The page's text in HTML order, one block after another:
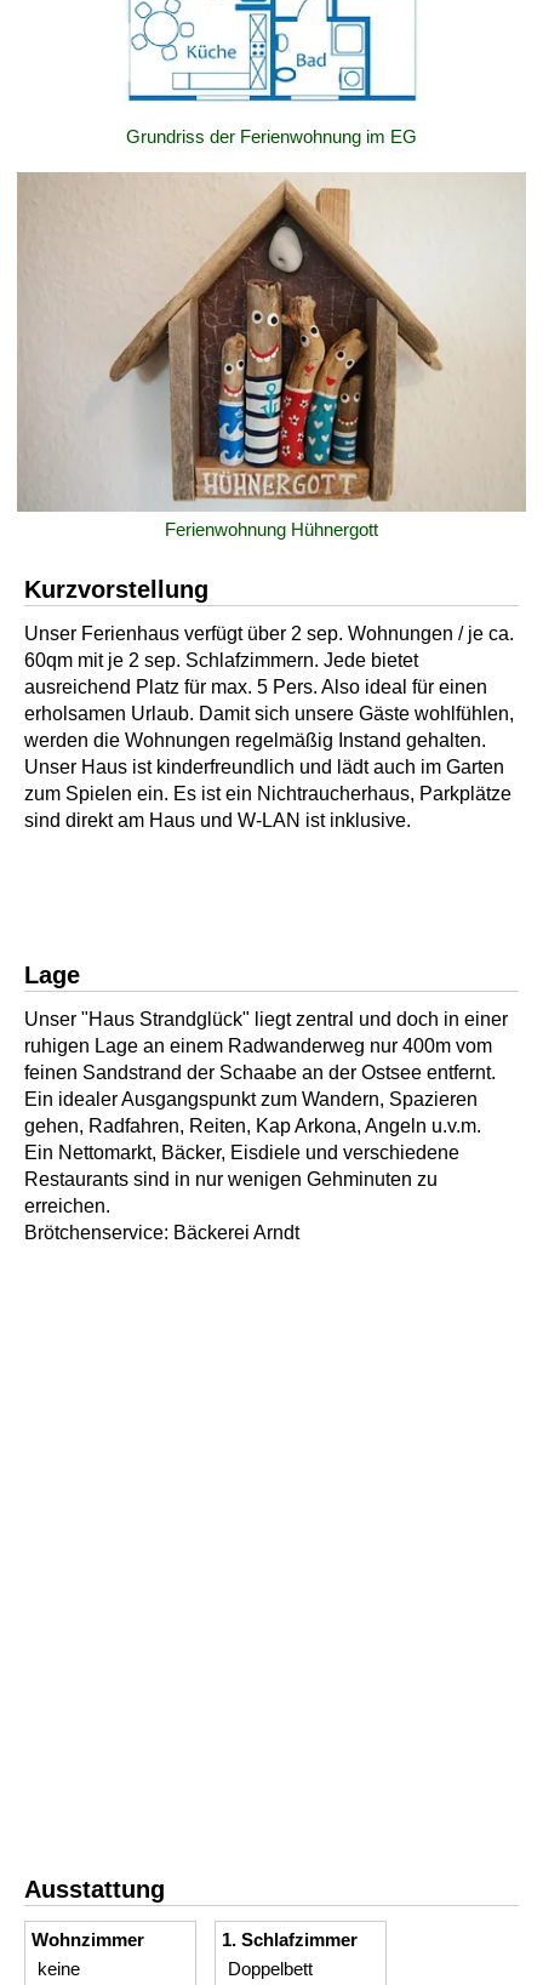
Grundriss der Ferienwohnung im EG
Ferienwohnung Hühnergott
Kurzvorstellung
Unser Ferienhaus verfügt über 2 sep. Wohnungen / je ca.
60qm mit je 2 sep. Schlafzimmern. Jede bietet
ausreichend Platz für max. 5 Pers. Also ideal für einen
erholsamen Urlaub. Damit sich unsere Gäste wohlfühlen,
werden die Wohnungen regelmäßig Instand gehalten.
Unser Haus ist kinderfreundlich und lädt auch im Garten
zum Spielen ein. Es ist ein Nichtraucherhaus, Parkplätze
sind direkt am Haus und W-LAN ist inklusive.
Lage
Unser "Haus Strandglück" liegt zentral und doch in einer
ruhigen Lage an einem Radwanderweg nur 400m vom
feinen Sandstrand der Schaabe an der Ostsee entfernt.
Ein idealer Ausgangspunkt zum Wandern, Spazieren
gehen, Radfahren, Reiten, Kap Arkona, Angeln u.v.m.
Ein Nettomarkt, Bäcker, Eisdiele und verschiedene
Restaurants sind in nur wenigen Gehminuten zu
erreichen.
Brötchenservice: Bäckerei Arndt
Ausstattung
Wohnzimmer
keine
1. Schlafzimmer
Doppelbett